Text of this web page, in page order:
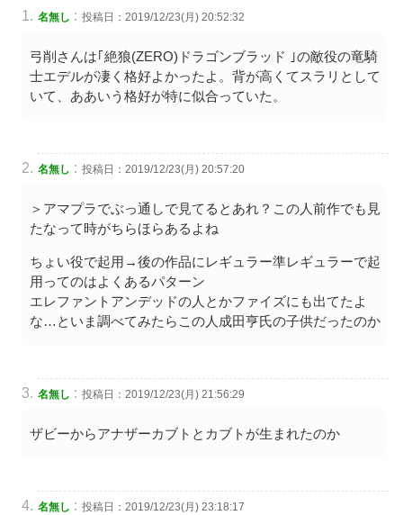
名無し : 投稿日：2019/12/23(月) 20:52:32
弓削さんは｢絶狼(ZERO)ドラゴンブラッド ｣の敵役の竜騎
士エデルが凄く格好よかったよ。背が高くてスラリとして
いて、ああいう格好が特に似合っていた。
名無し : 投稿日：2019/12/23(月) 20:57:20
＞アマプラでぶっ通しで見てるとあれ？この人前作でも見
たなって時がちらほらあるよね
ちょい役で起用→後の作品にレギュラー準レギュラーで起
用ってのはよくあるパターン
エレファントアンデッドの人とかファイズにも出てたよ
な…といま調べてみたらこの人成田亨氏の子供だったのか
名無し : 投稿日：2019/12/23(月) 21:56:29
ザビーからアナザーカブトとカブトが生まれたのか
名無し : 投稿日：2019/12/23(月) 23:18:17